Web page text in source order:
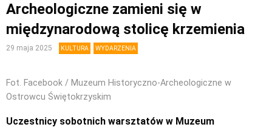
Archeologiczne zamieni się w
międzynarodową stolicę krzemienia
29 maja 2025 KULTURA WYDARZENIA
Fot. Facebook / Muzeum Historyczno-Archeologiczne w
Ostrowcu Świętokrzyskim
Uczestnicy sobotnich warsztatów w Muzeum